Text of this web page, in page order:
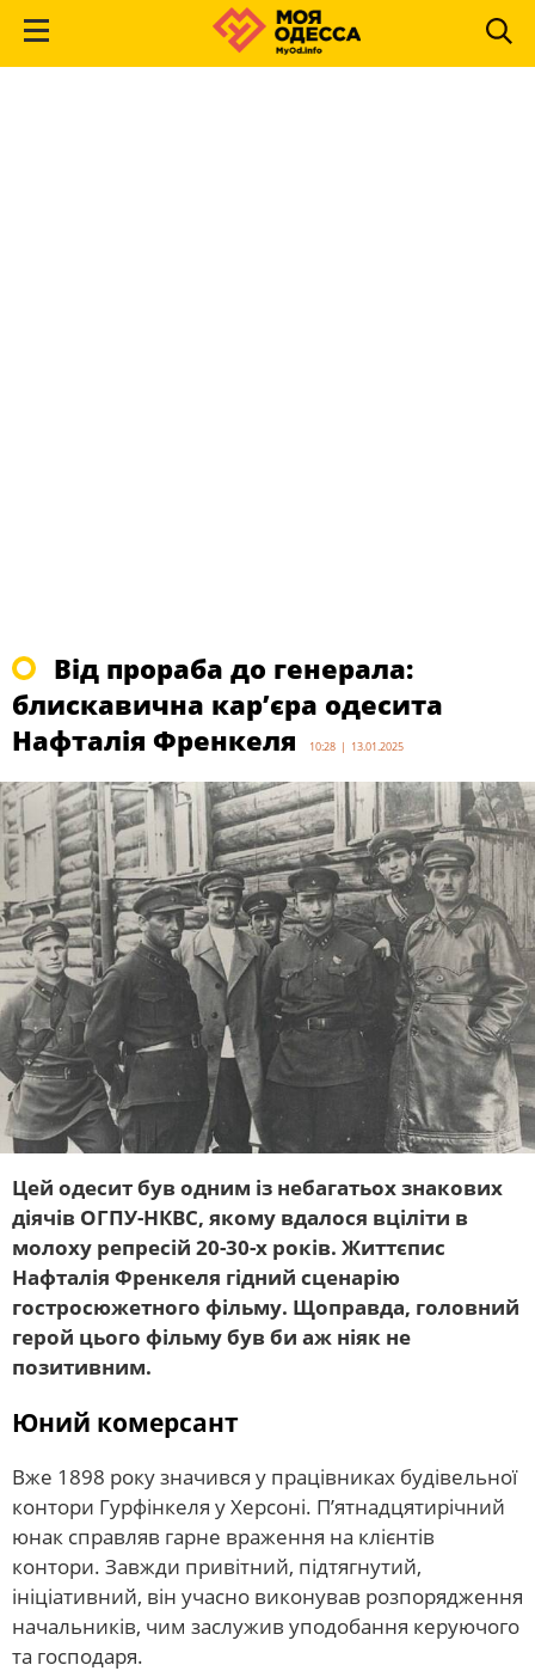
Від прораба до генерала:
блискавична кар’єра одесита
Нафталія Френкеля
10:28 | 13.01.2025
Цей одесит був одним із небагатьох знакових
діячів ОГПУ-НКВС, якому вдалося вціліти в
молоху репресій 20-30-х років. Життєпис
Нафталія Френкеля гідний сценарію
гостросюжетного фільму. Щоправда, головний
герой цього фільму був би аж ніяк не
позитивним.
Юний комерсант
Вже 1898 року значився у працівниках будівельної
контори Гурфінкеля у Херсоні. П’ятнадцятирічний
юнак справляв гарне враження на клієнтів
контори. Завжди привітний, підтягнутий,
ініціативний, він учасно виконував розпорядження
начальників, чим заслужив уподобання керуючого
та господаря.